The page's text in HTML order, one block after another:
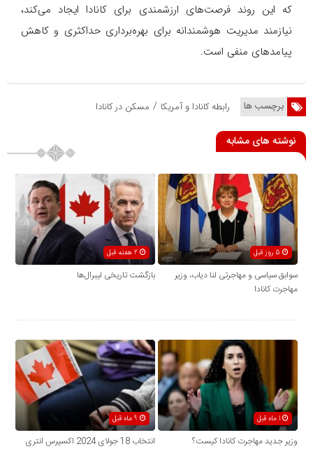
که این روند فرصت‌های ارزشمندی برای کانادا ایجاد می‌کند،
نیازمند مدیریت هوشمندانه برای بهره‌برداری حداکثری و کاهش
پیامدهای منفی است.
برچسب ها رابطه کانادا و آمریکا / مسکن در کانادا
نوشته های مشابه
سوابق سیاسی و مهاجرتی لنا دیاب، وزیر
مهاجرت کانادا
بازگشت تاریخی لیبرال‌ها
1 ماه قبل
وزیر جدید مهاجرت کانادا کیست؟ انتخاب 18 جولای 2024 اکسپرس انتری